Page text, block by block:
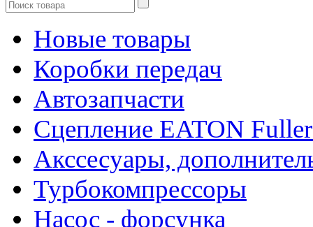
Новые товары
Коробки передач
Автозапчасти
Сцепление EATON
Акссесуары,
Турбокомпрессоры
Насос - форсунка